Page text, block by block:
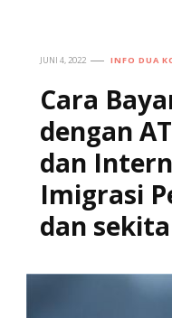
JUNI 4, 2022 INFO DUA
Cara
dengan
dan
Imigrasi
dan